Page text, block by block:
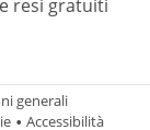
resi gratuiti
generali
Accessibilità